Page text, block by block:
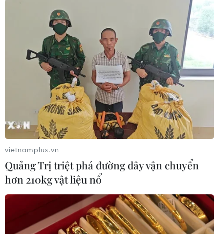
vietnamplus.vn
Quảng Trị triệt phá đường dây vận chuyển
hơn 210kg vật liệu nổ